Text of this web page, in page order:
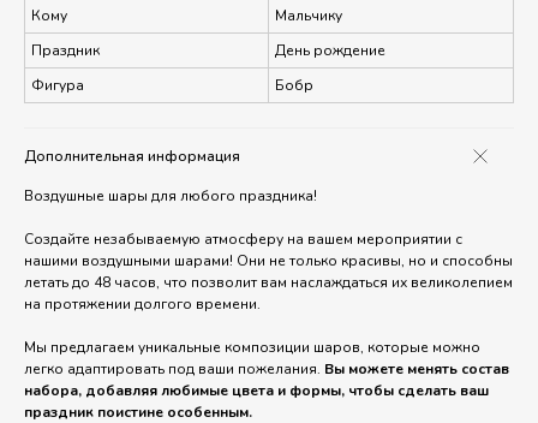
Кому
Мальчику
Праздник
День рождение
Фигура
Бобр
Дополнительная информация
Воздушные шары для любого праздника!
Создайте незабываемую атмосферу на вашем мероприятии с
нашими воздушными шарами! Они не только красивы, но и способны
летать до 48 часов, что позволит вам наслаждаться их великолепием
на протяжении долгого времени.
Мы предлагаем уникальные композиции шаров, которые можно
легко адаптировать под ваши пожелания. Вы можете менять состав
набора, добавляя любимые цвета и формы, чтобы сделать ваш
праздник поистине особенным.